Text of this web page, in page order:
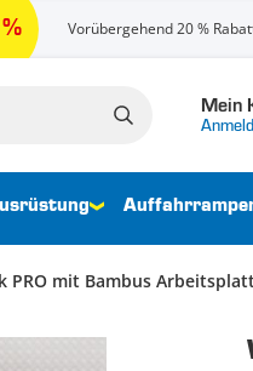
Vorübergehend 20 %
Mein
PRO mit Bambus